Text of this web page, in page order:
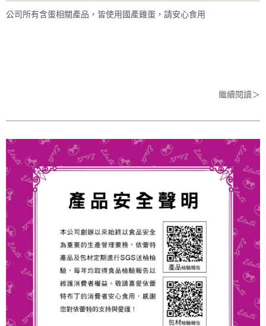
公司所有含蛋相關產品，皆使用國產雞蛋，請安心食用
繼續閱讀＞